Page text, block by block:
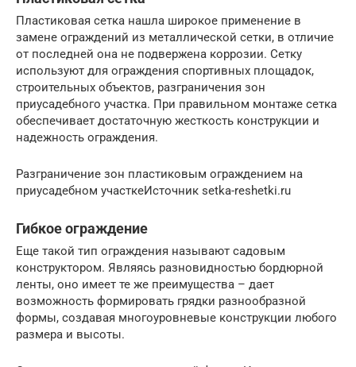
Пластиковая сетка нашла широкое применение в
замене ограждений из металлической сетки, в отличие
от последней она не подвержена коррозии. Сетку
используют для ограждения спортивных площадок,
строительных объектов, разграничения зон
приусадебного участка. При правильном монтаже сетка
обеспечивает достаточную жесткость конструкции и
надежность ограждения.
Разграничение зон пластиковым ограждением на
приусадебном участкеИсточник setka-reshetki.ru
Гибкое ограждение
Еще такой тип ограждения называют садовым
конструктором. Являясь разновидностью бордюрной
ленты, оно имеет те же преимущества – дает
возможность формировать грядки разнообразной
формы, создавая многоуровневые конструкции любого
размера и высоты.